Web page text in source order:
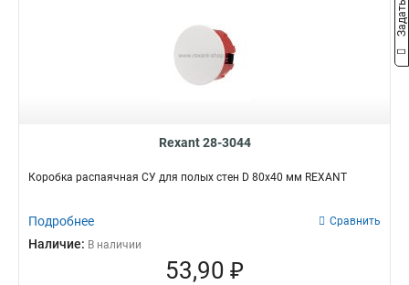
Rexant 28-3044
Коробка распаячная СУ для полых стен D 80х40 мм REXANT
Подробнее Сравнить
Наличие: В наличии
53,90 ₽